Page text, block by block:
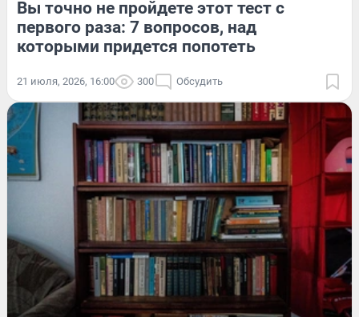
Вы точно не пройдете этот тест с
первого раза: 7 вопросов, над
которыми придется попотеть
21 июля, 2026, 16:00 300 Обсудить